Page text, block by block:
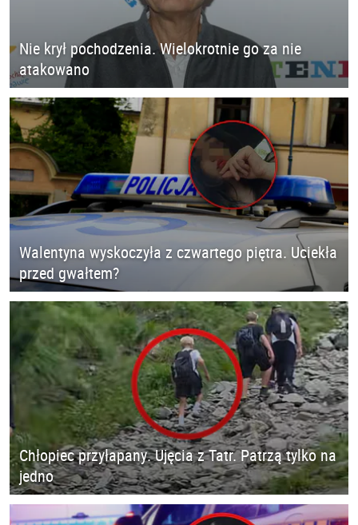
Nie krył pochodzenia. Wielokrotnie go za nie
atakowano
Walentyna wyskoczyła z czwartego piętra. Uciekła
przed gwałtem?
Chłopiec przyłapany. Ujęcia z Tatr. Patrzą tylko na
jedno